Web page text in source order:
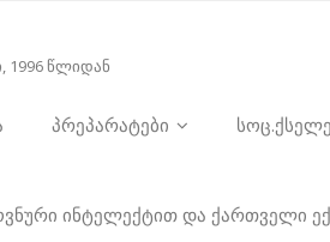
1996 წლიდან
პრეპარატები
ინტელექტით და ქართველი